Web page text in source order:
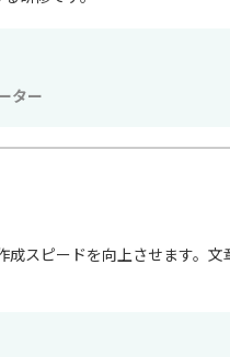
ター
スピードを向上させます。